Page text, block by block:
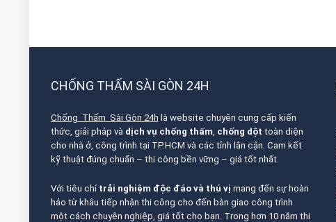
CHỐNG THẤM SÀI GÒN 24H
Chống Thấm Sài Gòn 24h là website chuyên cung cấp kiến
thức, giải pháp và dịch vụ chống thấm, chống dột toàn diện
cho nhà ở, công trình tại TP.HCM và các tỉnh lân cận. Cam kết
kỹ thuật đúng chuẩn – thi công bền vững – giá tốt nhất.
Với tiêu chí trải nghiệm độc đáo và thú vị mang đến sự hoàn
hảo từ khâu tiếp nhận thi công cho đến bàn giao công trình
một cách chuyên nghiệp, giá tốt cho bạn. Trong hơn 10 năm thi